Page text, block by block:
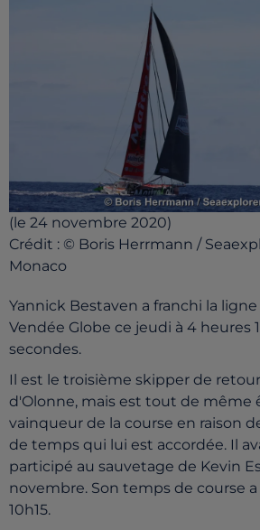
(le 24 novembre 2020)
Crédit : © Boris Herrmann /
Monaco
Yannick Bestaven a franchi la ligne
Vendée Globe ce jeudi à 4 heures
secondes.
Il est le troisième skipper de
d'Olonne, mais est tout de même
vainqueur de la course en raison
de temps qui lui est accordée. Il
participé au sauvetage de Kevin
novembre. Son temps de course
10h15.